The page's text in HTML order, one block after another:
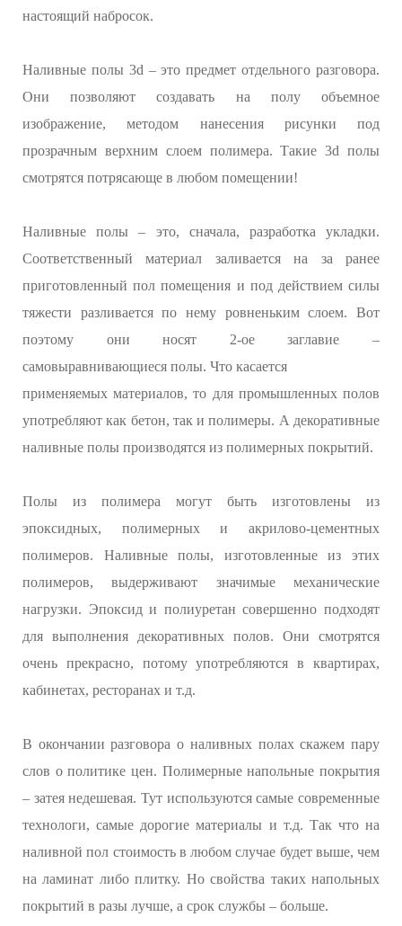
настоящий набросок.
Наливные полы 3d – это предмет отдельного разговора.
Они позволяют создавать на полу объемное
изображение, методом нанесения рисунки под
прозрачным верхним слоем полимера. Такие 3d полы
смотрятся потрясающе в любом помещении!
Наливные полы – это, сначала, разработка укладки.
Соответственный материал заливается на за ранее
приготовленный пол помещения и под действием силы
тяжести разливается по нему ровненьким слоем. Вот
поэтому они носят 2-ое заглавие –
самовыравнивающиеся полы. Что касается
применяемых материалов, то для промышленных полов
употребляют как бетон, так и полимеры. А декоративные
наливные полы производятся из полимерных покрытий.
Полы из полимера могут быть изготовлены из
эпоксидных, полимерных и акрилово-цементных
полимеров. Наливные полы, изготовленные из этих
полимеров, выдерживают значимые механические
нагрузки. Эпоксид и полиуретан совершенно подходят
для выполнения декоративных полов. Они смотрятся
очень прекрасно, потому употребляются в квартирах,
кабинетах, ресторанах и т.д.
В окончании разговора о наливных полах скажем пару
слов о политике цен. Полимерные напольные покрытия
– затея недешевая. Тут используются самые современные
технологи, самые дорогие материалы и т.д. Так что на
наливной пол стоимость в любом случае будет выше, чем
на ламинат либо плитку. Но свойства таких напольных
покрытий в разы лучше, а срок службы – больше.